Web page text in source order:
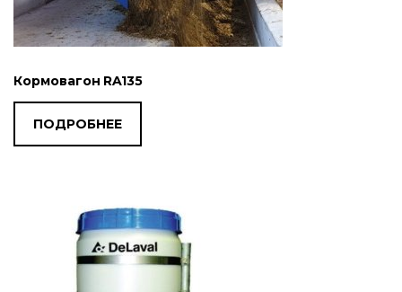
Кормовагон RA135
ПОДРОБНЕЕ